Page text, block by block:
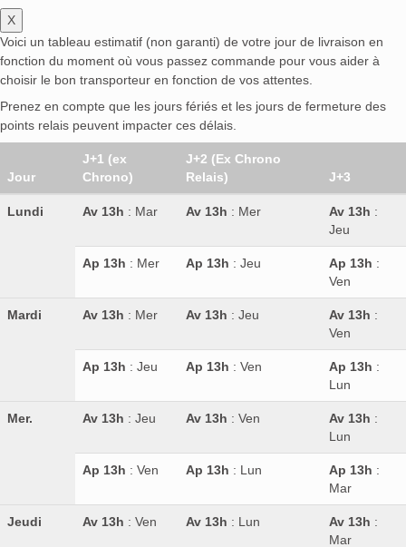
X
Voici un tableau estimatif (non garanti) de votre jour de livraison en
fonction du moment où vous passez commande pour vous aider à
choisir le bon transporteur en fonction de vos attentes.
Prenez en compte que les jours fériés et les jours de fermeture des
points relais peuvent impacter ces délais.
Jour
J+1 (ex
Chrono)
J+2 (Ex Chrono
Relais)
J+3
Lundi Av 13h : Mar Av 13h : Mer Av 13h :
Jeu
Ap 13h : Mer Ap 13h : Jeu Ap 13h :
Ven
Mardi Av 13h : Mer Av 13h : Jeu Av 13h :
Ven
Ap 13h : Jeu Ap 13h : Ven Ap 13h :
Lun
Mer. Av 13h : Jeu Av 13h : Ven Av 13h :
Lun
Ap 13h : Ven Ap 13h : Lun Ap 13h :
Mar
Jeudi Av 13h : Ven Av 13h : Lun Av 13h :
Mar